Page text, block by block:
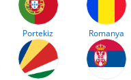
Portekiz Romanya